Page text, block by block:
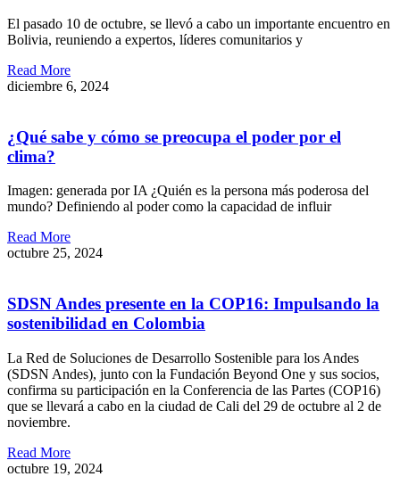
El pasado 10 de octubre, se llevó a cabo un importante encuentro en
Bolivia, reuniendo a expertos, líderes comunitarios y
Read More
diciembre 6, 2024
¿Qué sabe y cómo se preocupa el poder por el
clima?
Imagen: generada por IA ¿Quién es la persona más poderosa del
mundo? Definiendo al poder como la capacidad de influir
Read More
octubre 25, 2024
SDSN Andes presente en la COP16: Impulsando la
sostenibilidad en Colombia
La Red de Soluciones de Desarrollo Sostenible para los Andes
(SDSN Andes), junto con la Fundación Beyond One y sus socios,
confirma su participación en la Conferencia de las Partes (COP16)
que se llevará a cabo en la ciudad de Cali del 29 de octubre al 2 de
noviembre.
Read More
octubre 19, 2024